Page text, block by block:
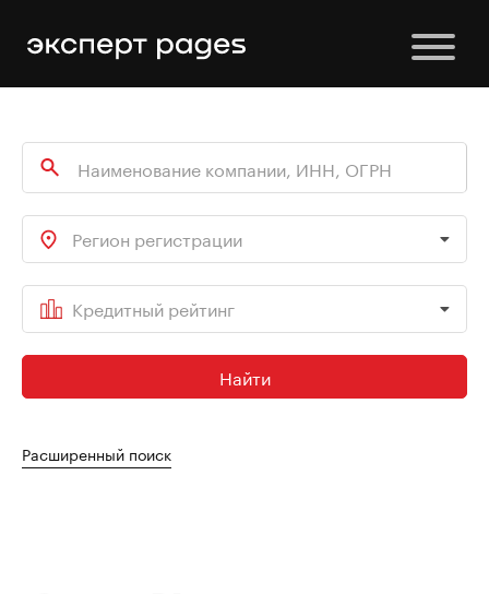
Регион регистрации
Кредитный рейтинг
Найти
Расширенный поиск